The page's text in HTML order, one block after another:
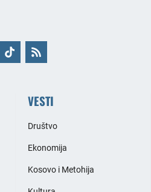
VESTI
Društvo
Ekonomija
Kosovo i Metohija